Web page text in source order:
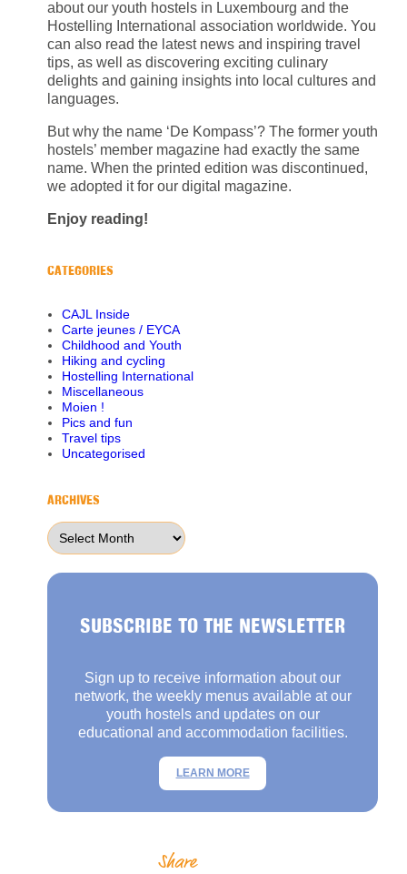
about our youth hostels in Luxembourg and the
Hostelling International association worldwide. You
can also read the latest news and inspiring travel
tips, as well as discovering exciting culinary
delights and gaining insights into local cultures and
languages.
But why the name ‘De Kompass’? The former youth
hostels’ member magazine had exactly the same
name. When the printed edition was discontinued,
we adopted it for our digital magazine.
Enjoy reading!
CATEGORIES
CAJL Inside
Carte jeunes / EYCA
Childhood and Youth
Hiking and cycling
Hostelling International
Miscellaneous
Moien !
Pics and fun
Travel tips
Uncategorised
ARCHIVES
Archives
SUBSCRIBE TO THE NEWSLETTER
Sign up to receive information about our
network, the weekly menus available at our
youth hostels and updates on our
educational and accommodation facilities.
LEARN MORE
Share